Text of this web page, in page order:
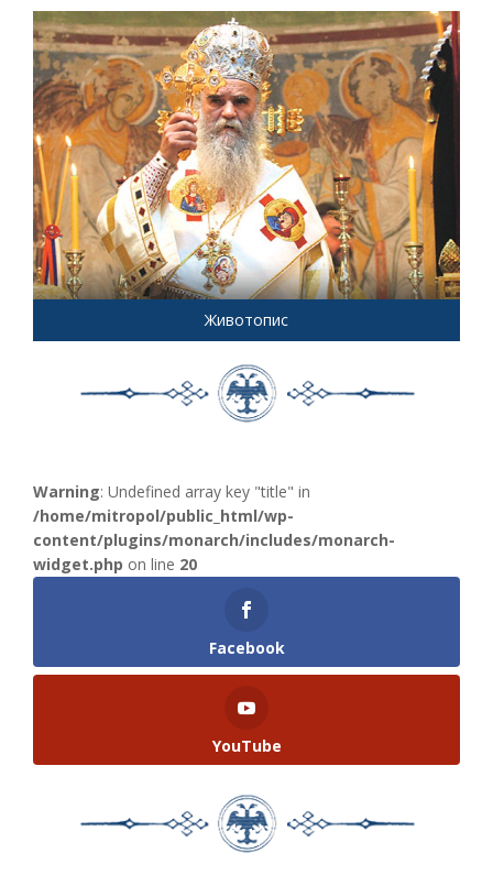
Животопис
Warning: Undefined array key "title" in
/home/mitropol/public_html/wp-
content/plugins/monarch/includes/monarch-
widget.php on line 20
Facebook
YouTube